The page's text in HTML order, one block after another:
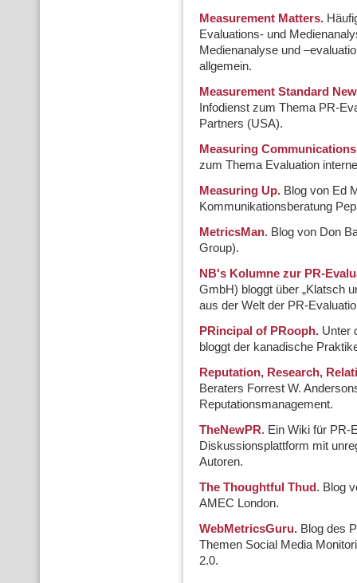
Measurement Matters.
Evaluations- und
Medienanalyse und
allgemein.
Measurement Standard
Infodienst zum Thema PR-
Partners (USA).
Measuring Communications
zum Thema Evaluation
Measuring Up. Blog von Ed
Kommunikationsberatung
MetricsMan. Blog von Don
Group).
NB's Kolumne zur PR-
GmbH) bloggt über „Klatsch
aus der Welt der PR-
PRincipal of PRooph. Unter
bloggt der kanadische
Reputation, Research,
Beraters Forrest W.
Reputationsmanagement.
TheNewPR. Ein Wiki für PR-
Diskussionsplattform mit
Autoren.
The Thoughtful Thud . Blog
AMEC London.
WebMetricsGuru. Blog des
Themen Social Media
2.0.